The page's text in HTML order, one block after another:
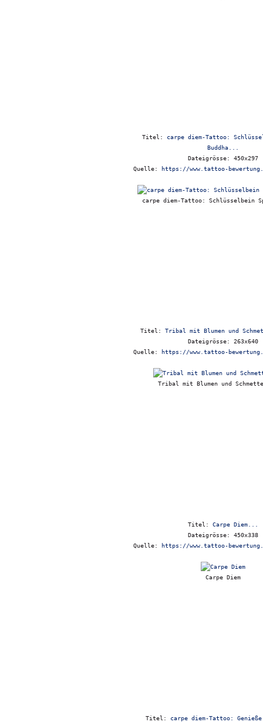
Titel: carpe diem-Tattoo:
Buddha...
Dateigrösse: 450x297
Quelle: https://www.tattoo-
carpe diem-Tattoo: Schlüsselbein
Titel: Tribal mit Blumen und
Dateigrösse: 263x640
Quelle: https://www.tattoo-
Tribal mit Blumen und
Titel: Carpe Diem...
Dateigrösse: 450x338
Quelle: https://www.tattoo-
Carpe Diem
Titel: carpe diem-Tattoo: